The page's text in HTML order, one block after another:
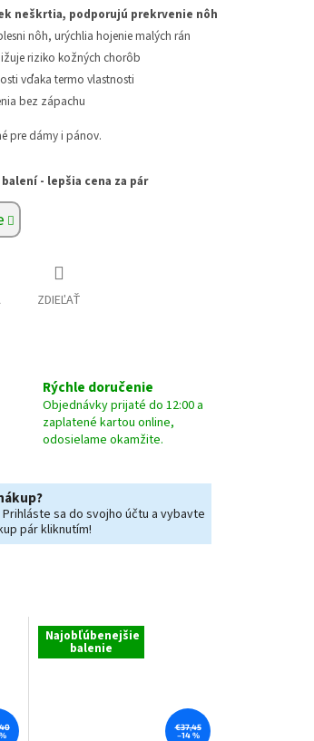
neškrtia, podporujú prekrvenie nôh
nôh, urýchlia hojenie malých rán
riziko kožných chorôb
vďaka termo vlastnosti
bez zápachu
pre dámy i pánov.
- lepšia cena za pár
ZDIEĽAŤ
Rýchle doručenie
Objednávky prijaté do 12:00 a
zaplatené kartou online,
odosielame okamžite.
Prihláste sa do svojho účtu a vybavte
pár kliknutím!
Najobľúbenejšie
balenie
€37,45
–14 %